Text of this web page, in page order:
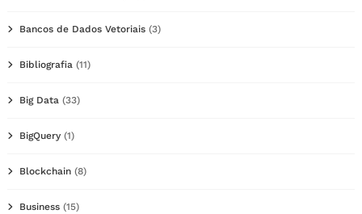
Bancos de Dados Vetoriais (3)
Bibliografia (11)
Big Data (33)
BigQuery (1)
Blockchain (8)
Business (15)